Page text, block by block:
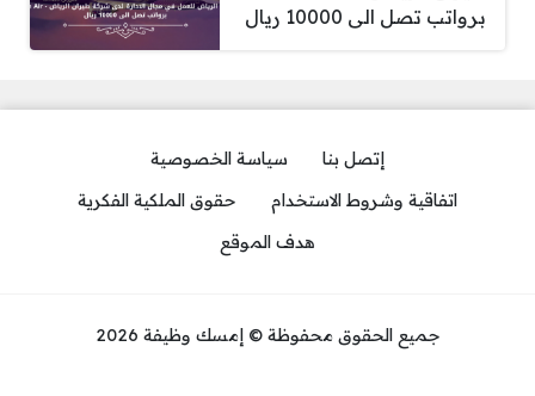
برواتب تصل الى 10000 ريال
إتصل بنا
سياسة الخصوصية
اتفاقية وشروط الاستخدام
حقوق الملكية الفكرية
هدف الموقع
جميع الحقوق محفوظة © إمسك وظيفة 2026